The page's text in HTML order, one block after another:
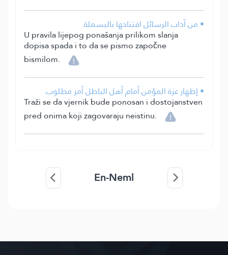
• من آداب الرسائل افتتاحها بالبسملة.
U pravila lijepog ponašanja prilikom slanja
dopisa spada i to da se pismo započne
bismilom.
• إظهار عزة المؤمن أمام أهل الباطل أمر مطلوب.
Traži se da vjernik bude ponosan i dostojanstven
pred onima koji zagovaraju neistinu.
En-Neml